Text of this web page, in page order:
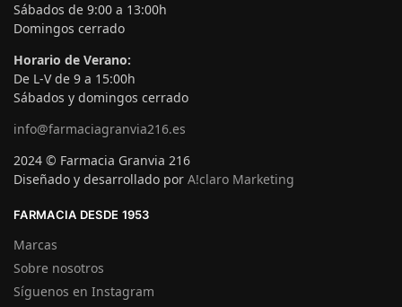
Sábados de 9:00 a 13:00h
Domingos cerrado
Horario de Verano:
De L-V de 9 a 15:00h
Sábados y domingos cerrado
info@farmaciagranvia216.es
2024 © Farmacia Granvia 216
Diseñado y desarrollado por A!claro Marketing
FARMACIA DESDE 1953
Marcas
Sobre nosotros
Síguenos en Instagram